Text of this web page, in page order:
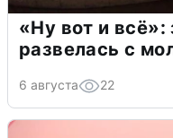
«Ну вот и
развелась с
6 августа 22